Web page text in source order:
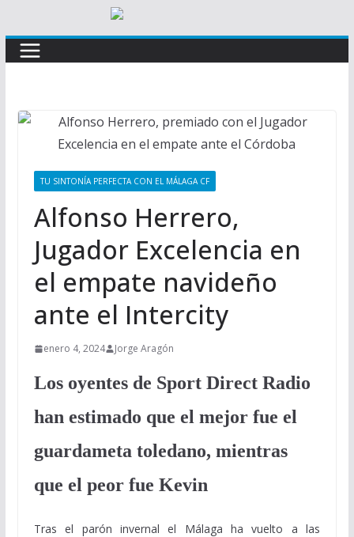
TU SINTONÍA PERFECTA CON EL MÁLAGA CF
Alfonso Herrero,
Jugador Excelencia en
el empate navideño
ante el Intercity
enero 4, 2024 Jorge Aragón
Los oyentes de Sport Direct Radio
han estimado que el mejor fue el
guardameta toledano, mientras
que el peor fue Kevin
Tras el parón invernal el Málaga ha vuelto a las